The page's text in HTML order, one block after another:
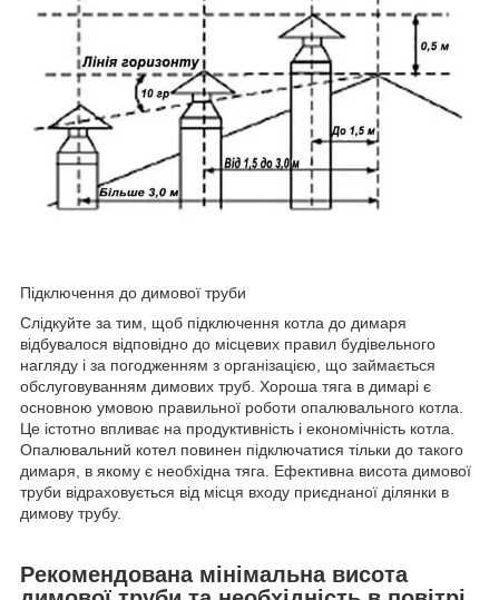
Підключення до димової труби
Слідкуйте за тим, щоб підключення котла до димаря
відбувалося відповідно до місцевих правил будівельного
нагляду і за погодженням з організацією, що займається
обслуговуванням димових труб. Хороша тяга в димарі є
основною умовою правильної роботи опалювального котла.
Це істотно впливає на продуктивність і економічність котла.
Опалювальний котел повинен підключатися тільки до такого
димаря, в якому є необхідна тяга. Ефективна висота димової
труби відраховується від місця входу приєднаної ділянки в
димову трубу.
Рекомендована мінімальна висота